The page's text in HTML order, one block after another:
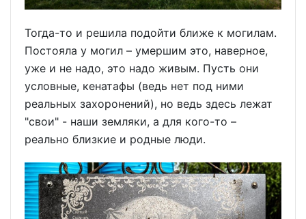
Тогда-то и решила подойти ближе к могилам.
Постояла у могил – умершим это, наверное,
уже и не надо, это надо живым. Пусть они
условные, кенатафы (ведь нет под ними
реальных захоронений), но ведь здесь лежат
"свои" - наши земляки, а для кого-то –
реально близкие и родные люди.